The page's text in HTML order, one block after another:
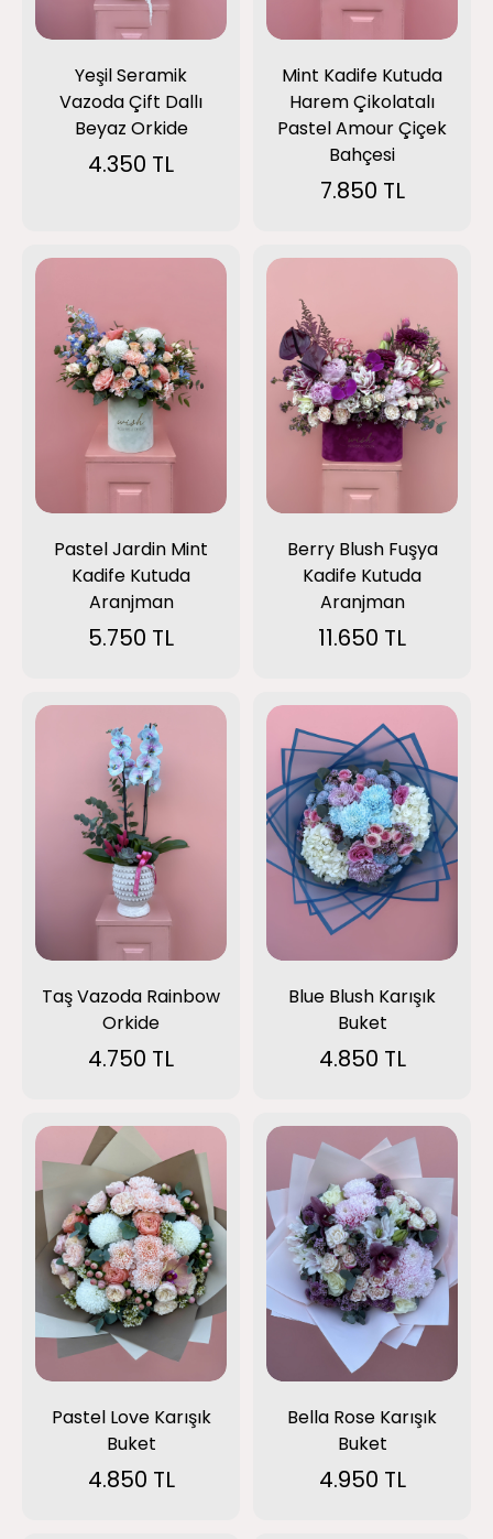
Yeşil Seramik
Vazoda Çift Dallı
Beyaz Orkide
4.350 TL
Mint Kadife Kutuda
Harem Çikolatalı
Pastel Amour Çiçek
Bahçesi
7.850 TL
Pastel Jardin Mint
Kadife Kutuda
Aranjman
5.750 TL
Berry Blush Fuşya
Kadife Kutuda
Aranjman
11.650 TL
Taş Vazoda Rainbow
Orkide
4.750 TL
Blue Blush Karışık
Buket
4.850 TL
Pastel Love Karışık
Buket
4.850 TL
Bella Rose Karışık
Buket
4.950 TL